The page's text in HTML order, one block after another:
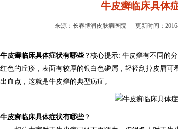
牛皮癣临床具体
来源：长春博润皮肤病医院 更新时间：
牛皮癣临床具体症状有哪些？核心提示: 牛皮癣有不同的
红色的丘疹，表面有较厚的银白色磷屑，轻轻刮掉皮屑可
出血点，这就是牛皮癣的典型病症。
牛皮癣临床具体症状有哪些？